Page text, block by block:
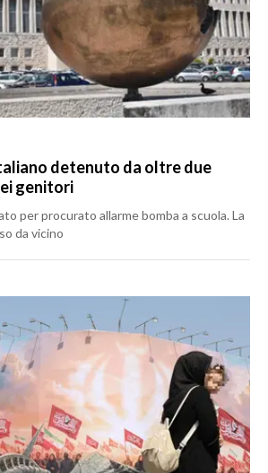
detenuto da oltre due
genitori
per procurato allarme bomba a scuola. La
da vicino